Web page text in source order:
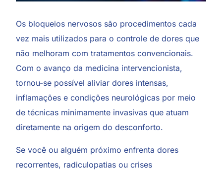
Os bloqueios nervosos são procedimentos cada
vez mais utilizados para o controle de dores que
não melhoram com tratamentos convencionais.
Com o avanço da medicina intervencionista,
tornou-se possível aliviar dores intensas,
inflamações e condições neurológicas por meio
de técnicas minimamente invasivas que atuam
diretamente na origem do desconforto.
Se você ou alguém próximo enfrenta dores
recorrentes, radiculopatias ou crises